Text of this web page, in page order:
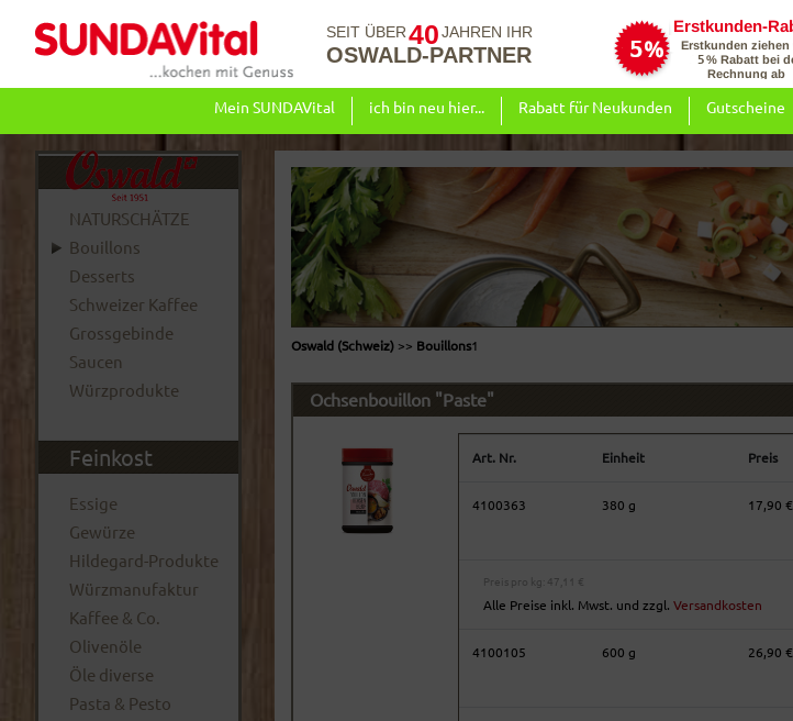
SEIT ÜBER40JAHREN IHR
OSWALD-PARTNER
Mein SUNDAVital ich bin neu hier... Rabatt für Neukunden Gutscheine
NATURSCHÄTZE
Bouillons
Desserts
Schweizer Kaffee
Grossgebinde
Saucen
Würzprodukte
Feinkost
Essige
Gewürze
Hildegard-Produkte
Würzmanufaktur
Kaffee & Co.
Olivenöle
Öle diverse
Pasta & Pesto
Oswald (Schweiz) >> Bouillons1
Ochsenbouillon "Paste"
Art. Nr. Einheit Preis
4100363 380 g 17,90 €
Preis pro kg: 47,11 €
Alle Preise inkl. Mwst. und zzgl.Versandkosten
4100105 600 g 26,90 €